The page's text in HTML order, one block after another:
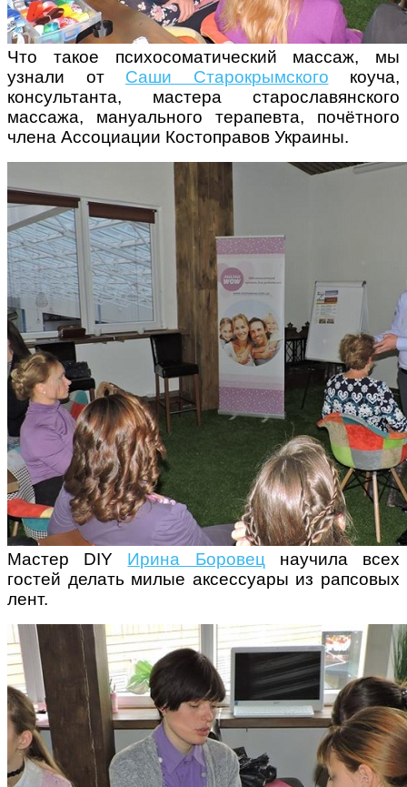
Что такое психосоматический массаж, мы
узнали от Саши Старокрымского коуча,
консультанта, мастера старославянского
массажа, мануального терапевта, почётного
члена Ассоциации Костоправов Украины.
Мастер DIY Ирина Боровец научила всех
гостей делать милые аксессуары из рапсовых
лент.